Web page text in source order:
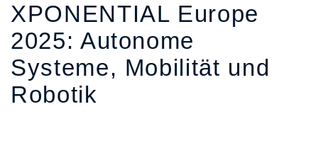
XPONENTIAL Europe
2025: Autonome
Systeme, Mobilität und
Robotik